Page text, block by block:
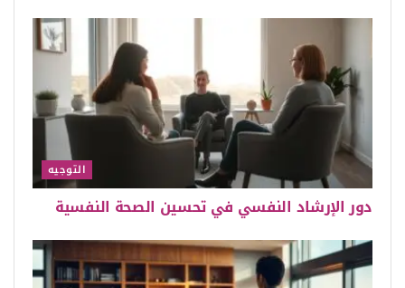
التوجيه
دور الإرشاد النفسي في تحسين الصحة النفسية